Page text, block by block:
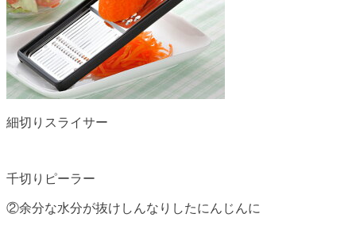
細切りスライサー
千切りピーラー
②余分な水分が抜けしんなりしたにんじんに